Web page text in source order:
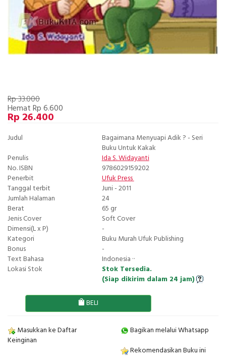
Rp 33.000
Hemat Rp 6.600
Rp 26.400
Judul
Bagaimana Menyuapi Adik ? - Seri
Buku Untuk Kakak
Penulis
Ida S. Widayanti
No. ISBN
9786029159202
Penerbit
Ufuk Press
Tanggal terbit
Juni - 2011
Jumlah Halaman
24
Berat
65 gr
Jenis Cover
Soft Cover
Dimensi(L x P)
-
Kategori
Buku Murah Ufuk Publishing
Bonus
-
Text Bahasa
Indonesia ··
Lokasi Stok
Stok Tersedia.
(Siap dikirim dalam 24 jam)
BELI
Masukkan ke Daftar
Keinginan
Bagikan melalui Whatsapp
Rekomendasikan Buku ini